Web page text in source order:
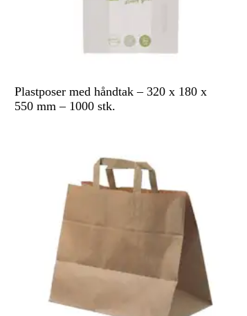
H
v
Plastposer med håndtak – 320 x 180 x
550 mm – 1000 stk.